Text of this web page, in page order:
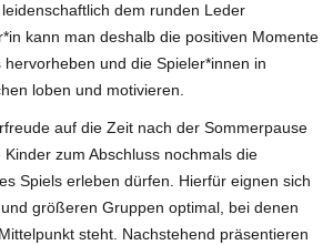
dem runden Leder
kann man deshalb die positiven Momente
und die Spieler*innen in
loben und motivieren.
auf die Zeit nach der Sommerpause
zum Abschluss nochmals die
Spiels erleben dürfen. Hierfür eignen sich
größeren Gruppen optimal, bei denen
steht. Nachstehend präsentieren